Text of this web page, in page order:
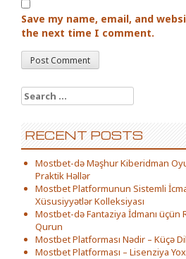
Save my name, email, and
the next time I comment.
Search for:
RECENT POSTS
Mostbet-də Məşhur Kiberidman
Praktik Həllər
Mostbet Platformunun Sistemli
Xüsusiyyətlər Kolleksiyası
Mostbet-də Fantaziya İdmanı üçün
Qurun
Mostbet Platforması Nədir – Küçə
Mostbet Platforması – Lisenziya